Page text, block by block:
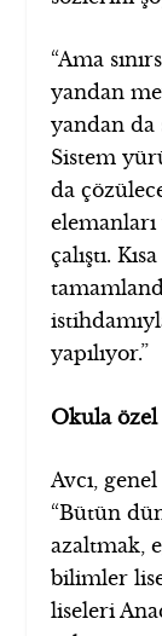
“Ama
yandan
yandan da
Sistem
da
çalıştı.
yapılıyor.”
Okula özel
Avcı,
“Bütün
azaltmak,
bilimler
liseleri